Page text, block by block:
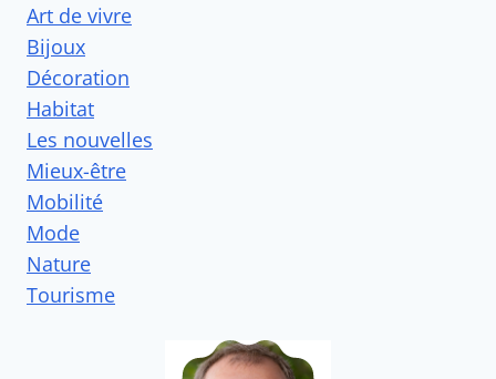
Art de vivre
Bijoux
Décoration
Habitat
Les nouvelles
Mieux-être
Mobilité
Mode
Nature
Tourisme